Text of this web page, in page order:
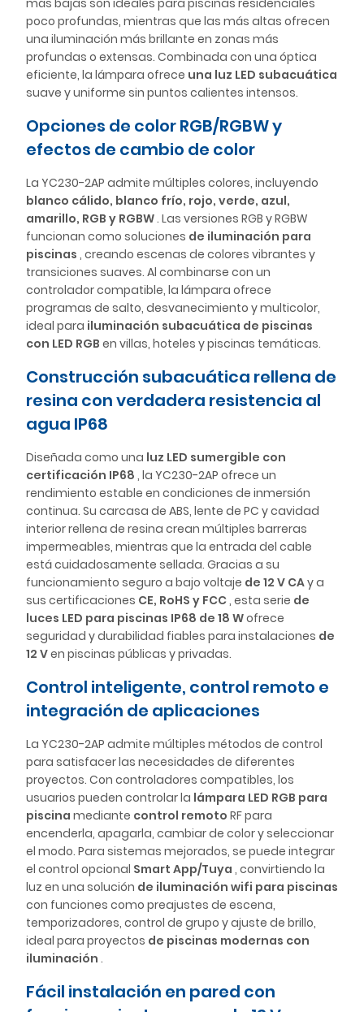
más bajas son ideales para piscinas residenciales
poco profundas, mientras que las más altas ofrecen
una iluminación más brillante en zonas más
profundas o extensas. Combinada con una óptica
eficiente, la lámpara ofrece una luz LED subacuática
suave y uniforme sin puntos calientes intensos.
Opciones de color RGB/RGBW y
efectos de cambio de color
La YC230-2AP admite múltiples colores, incluyendo
blanco cálido, blanco frío, rojo, verde, azul,
amarillo, RGB y RGBW. Las versiones RGB y RGBW
funcionan como soluciones de iluminación para
piscinas , creando escenas de colores vibrantes y
transiciones suaves. Al combinarse con un
controlador compatible, la lámpara ofrece
programas de salto, desvanecimiento y multicolor,
ideal para iluminación subacuática de piscinas
con LED RGB en villas, hoteles y piscinas temáticas.
Construcción subacuática rellena de
resina con verdadera resistencia al
agua IP68
Diseñada como una luz LED sumergible con
certificación IP68 , la YC230-2AP ofrece un
rendimiento estable en condiciones de inmersión
continua. Su carcasa de ABS, lente de PC y cavidad
interior rellena de resina crean múltiples barreras
impermeables, mientras que la entrada del cable
está cuidadosamente sellada. Gracias a su
funcionamiento seguro a bajo voltaje de 12 V CAy a
sus certificaciones CE, RoHS y FCC, esta serie de
luces LED para piscinas IP68 de 18 Wofrece
seguridad y durabilidad fiables para instalaciones de
12 Ven piscinas públicas y privadas.
Control inteligente, control remoto e
integración de aplicaciones
La YC230-2AP admite múltiples métodos de control
para satisfacer las necesidades de diferentes
proyectos. Con controladores compatibles, los
usuarios pueden controlar la lámpara LED RGB para
piscina mediante control remoto RF para
encenderla, apagarla, cambiar de color y seleccionar
el modo. Para sistemas mejorados, se puede integrar
el control opcional Smart App/Tuya , convirtiendo la
luz en una solución de iluminación wifi para piscinas
con funciones como preajustes de escena,
temporizadores, control de grupo y ajuste de brillo,
ideal para proyectos de piscinas modernas con
iluminación .
Fácil instalación en pared con